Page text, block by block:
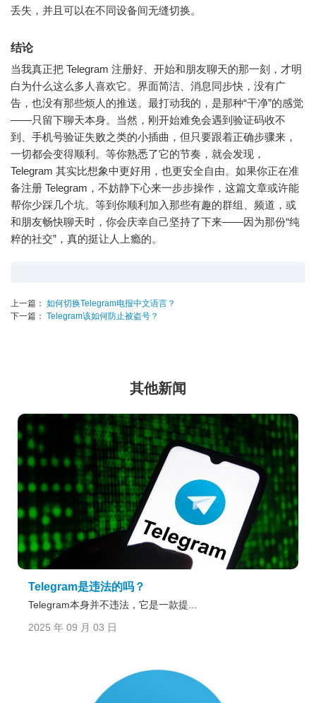
丢失，并且可以在不同设备间无缝切换。
结论
当我真正把 Telegram 注册好、开始和朋友聊天的那一刻，才明
白为什么这么多人喜欢它。界面简洁、消息同步快，没有广
告，也没有那些烦人的推送。最打动我的，是那种“干净”的感觉
——只留下聊天本身。当然，刚开始难免会遇到验证码收不
到、手机号验证失败之类的小插曲，但只要跟着正确步骤来，
一切都会变得顺利。等你熟悉了它的节奏，就会发现，
Telegram 其实比想象中更好用，也更安全自由。如果你正在准
备注册 Telegram，不妨静下心来一步步操作，这篇文章或许能
帮你少踩几个坑。等到你顺利加入那些有趣的群组、频道，或
和朋友畅快聊天时，你会庆幸自己坚持了下来——因为那份“纯
粹的社交”，真的挺让人上瘾的。
上一篇： 如何切换Telegram电报中文语言？
下一篇： Telegram该如何防止被盗号？
其他新闻
Telegram是违法的吗？
Telegram本身并不违法，它是一款提...
2025 年 09 月 03 日